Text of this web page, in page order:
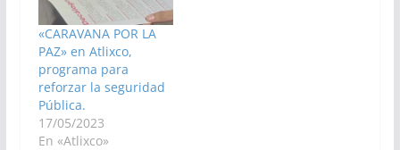
«CARAVANA POR LA
PAZ» en Atlixco,
programa para
reforzar la seguridad
Pública.
17/05/2023
En «Atlixco»